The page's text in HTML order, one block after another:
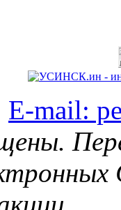
E-mail: